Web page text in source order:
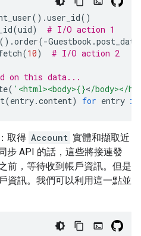
() .user_id()
(uid)
# I/O action 1
() .order(-Guestbook .post_date
(10) # I/O action 2
on this data...
( '<html><body>{}</body></
(entry.content) for entry in
取得 Account 實體和擷取近
步 API 的話，這些將接連發
前，等待收到帳戶資訊。但是
資訊。我們可以利用這一點並